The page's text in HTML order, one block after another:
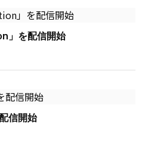
」を配信開始
信開始